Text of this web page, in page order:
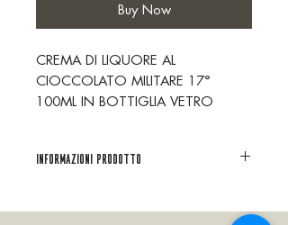
Buy Now
CREMA DI LIQUORE AL
CIOCCOLATO MILITARE 17°
100ML IN BOTTIGLIA VETRO
Informazioni prodotto